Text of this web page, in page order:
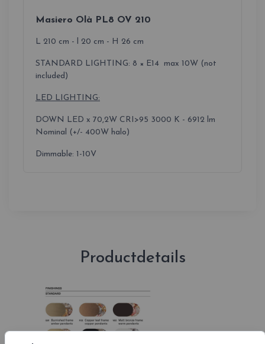
Masiero Olà PL8 OV 210
L 210 cm - l 20 cm - H 26 cm
STANDARD LIGHTING: 8 × E14 max 10W (not
included)
LED LIGHTING:
DOWN LED x 70,2W CRI>95 3000 K - 6912 lm
Nominal (+/- 400W halo)
Dimmable: 1-10V
Productdetails